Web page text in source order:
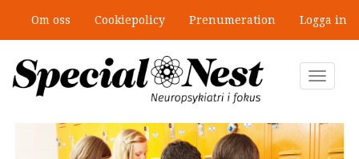
huvudinnehåll
Om oss Cookiepolicy Prenumeration Logga in
Toggle
Mobbning vid autism och adhd: 4